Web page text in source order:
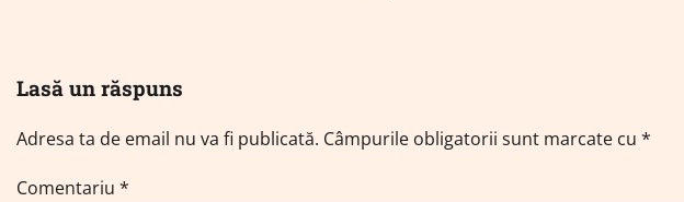
Lasă un răspuns
Adresa ta de email nu va fi publicată. Câmpurile obligatorii sunt marcate cu *
Comentariu *